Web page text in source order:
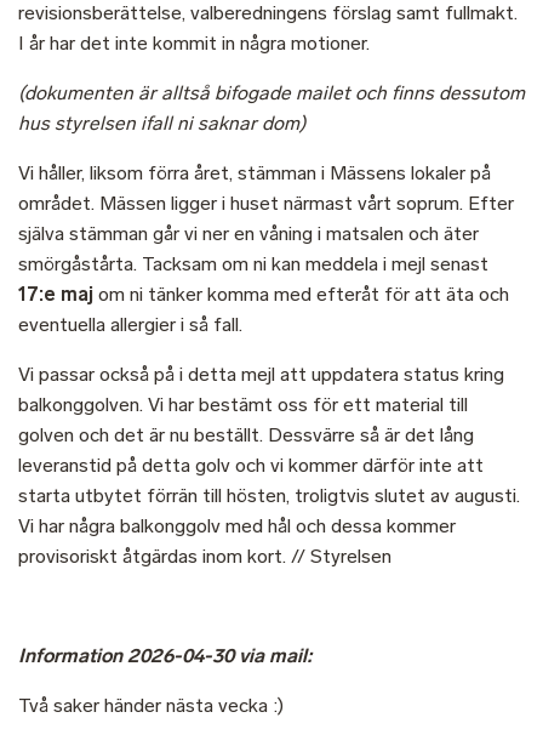
revisionsberättelse, valberedningens förslag samt fullmakt.
I år har det inte kommit in några motioner.
(dokumenten är alltså bifogade mailet och finns dessutom
hus styrelsen ifall ni saknar dom)
Vi håller, liksom förra året, stämman i Mässens lokaler på
området. Mässen ligger i huset närmast vårt soprum. Efter
själva stämman går vi ner en våning i matsalen och äter
smörgåstårta. Tacksam om ni kan meddela i mejl senast
17:e maj om ni tänker komma med efteråt för att äta och
eventuella allergier i så fall.
Vi passar också på i detta mejl att uppdatera status kring
balkonggolven. Vi har bestämt oss för ett material till
golven och det är nu beställt. Dessvärre så är det lång
leveranstid på detta golv och vi kommer därför inte att
starta utbytet förrän till hösten, troligtvis slutet av augusti.
Vi har några balkonggolv med hål och dessa kommer
provisoriskt åtgärdas inom kort. // Styrelsen
Information 2026-04-30 via mail:
Två saker händer nästa vecka :)